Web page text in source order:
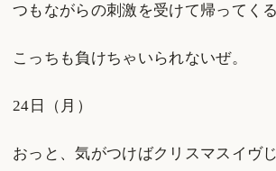
つもながらの刺激を受けて帰ってくる
こっちも負けちゃいられないぜ。
24日（月）
おっと、気がつけばクリスマスイヴ